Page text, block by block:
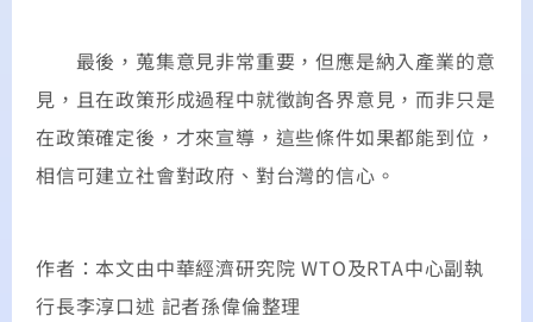
最後，蒐集意見非常重要，但應是納入產業的意
見，且在政策形成過程中就徵詢各界意見，而非只是
在政策確定後，才來宣導，這些條件如果都能到位，
相信可建立社會對政府、對台灣的信心。
作者：本文由中華經濟研究院 WTO及RTA中心副執
行長李淳口述 記者孫偉倫整理